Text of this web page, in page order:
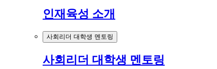
인재육성 소개
사회리더 대학생 멘토링
사회리더 대학생 멘토링